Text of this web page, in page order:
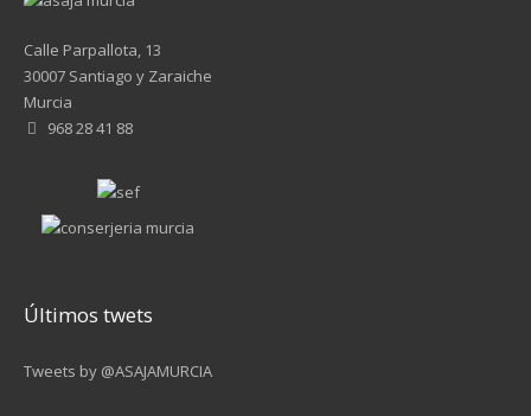
Calle Parpallota, 13
30007 Santiago y Zaraiche
Murcia
968 28 41 88
Últimos twets
Tweets by @ASAJAMURCIA